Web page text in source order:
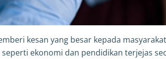
kesan yang besar kepada
ekonomi dan pendidikan terjejas